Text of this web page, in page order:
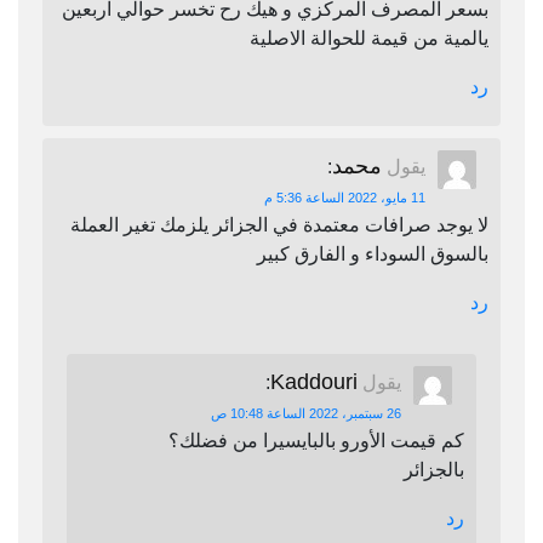
بسعر المصرف المركزي و هيك رح تخسر حوالي اربعين
يالمية من قيمة للحوالة الاصلية
رد
يقول محمد:
11 مايو، 2022 الساعة 5:36 م
لا يوجد صرافات معتمدة في الجزائر يلزمك تغير العملة
بالسوق السوداء و الفارق كبير
رد
يقول Kaddouri
:
26 سبتمبر، 2022 الساعة 10:48 ص
كم قيمت الأورو بالبايسيرا من فضلك؟
بالجزائر
رد